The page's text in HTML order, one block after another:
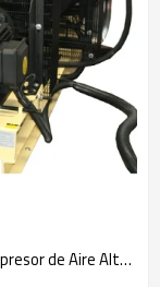
Revolucionando la Compresión de Aire: Compresor de Aire Alternativo de Jinjing de 18 kW, 30/40 Bar